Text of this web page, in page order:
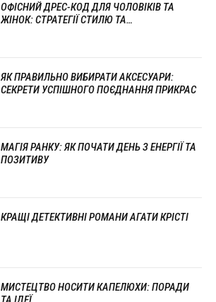
ОФІСНИЙ ДРЕС-КОД ДЛЯ ЧОЛОВІКІВ ТА
ЖІНОК: СТРАТЕГІЇ СТИЛЮ ТА
ЯК ПРАВИЛЬНО ВИБИРАТИ АКСЕСУАРИ:
СЕКРЕТИ УСПІШНОГО ПОЄДНАННЯ ПРИКРАС
МАГІЯ РАНКУ: ЯК ПОЧАТИ ДЕНЬ З ЕНЕРГІЇ ТА
ПОЗИТИВУ
КРАЩІ ДЕТЕКТИВНІ РОМАНИ АГАТИ КРІСТІ
МИСТЕЦТВО НОСИТИ КАПЕЛЮХИ: ПОРАДИ